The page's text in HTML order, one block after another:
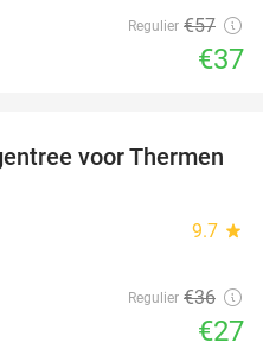
Regulier €57
€37
25%
voor Thermen
9.7 star
Regulier €36
€27